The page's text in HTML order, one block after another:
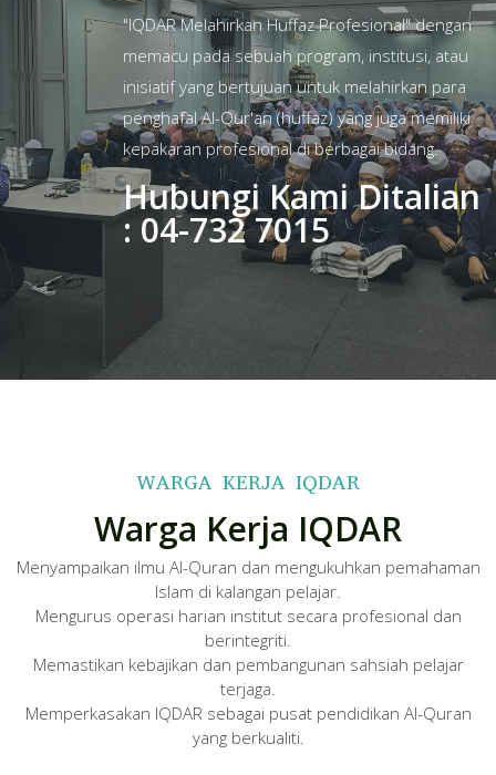
"IQDAR Melahirkan Huffaz Profesional" dengan
memacu pada sebuah program, institusi, atau
inisiatif yang bertujuan untuk melahirkan para
penghafal Al-Qur'an (huffaz) yang juga memiliki
kepakaran profesional di berbagai bidang.
Hubungi Kami Ditalian
: 04-732 7015
WARGA KERJA IQDAR
Warga Kerja IQDAR
Menyampaikan ilmu Al-Quran dan mengukuhkan pemahaman
Islam di kalangan pelajar.
Mengurus operasi harian institut secara profesional dan
berintegriti.
Memastikan kebajikan dan pembangunan sahsiah pelajar
terjaga.
Memperkasakan IQDAR sebagai pusat pendidikan Al-Quran
yang berkualiti.